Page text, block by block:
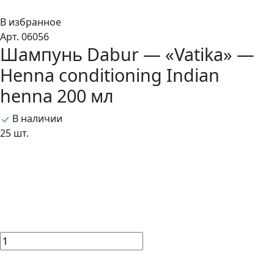
В избранное
Арт. 06056
Шампунь Dabur — «Vatika» —
Henna conditioning Indian
henna 200 мл
В наличии
25 шт.